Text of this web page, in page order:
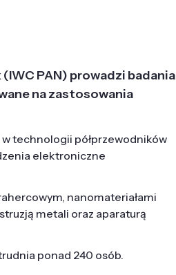
PAN) prowadzi badania
na zastosowania
technologii półprzewodników
elektroniczne
nanomateriałami
metali oraz aparaturą
ponad 240 osób.